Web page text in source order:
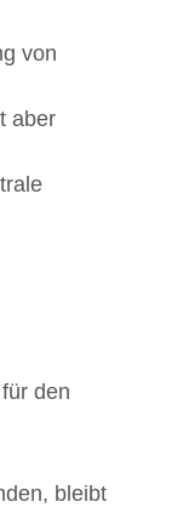
von
aber
den
bleibt